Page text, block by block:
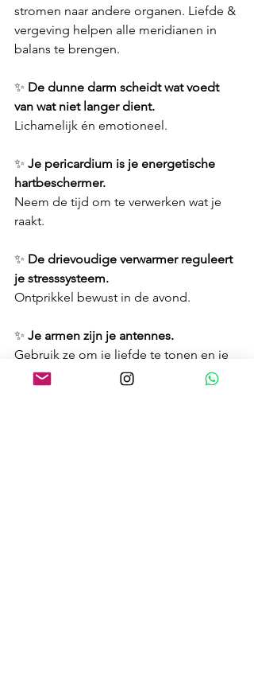
stromen naar andere organen. Liefde &
vergeving helpen alle meridianen in
balans te brengen.
✨ De dunne darm scheidt wat voedt
van wat niet langer dient.
Lichamelijk én emotioneel.
✨ Je pericardium is je energetische
hartbeschermer.
Neem de tijd om te verwerken wat je
raakt.
✨ De drievoudige verwarmer reguleert
je stresssysteem.
Ontprikkel bewust in de avond.
✨ Je armen zijn je antennes.
Gebruik ze om je liefde te tonen en je
stem te laten horen.